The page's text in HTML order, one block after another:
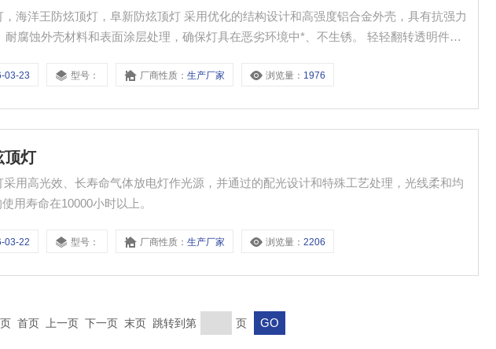
阜新防炫顶灯 采用优化的结构设计和高强度铝合金外壳，具有抗强力
03-23 型号： 厂商性质：生产厂家 浏览量： 1976
顶灯
采用高光效、长寿命气体放电灯作光源，并通过的配光设计和特殊工艺处理，光线柔和均
用寿命在10000小时以上。
03-22 型号： 厂商性质：生产厂家 浏览量：2206
页 首页 上一页 下一页 末页 跳转到第 页